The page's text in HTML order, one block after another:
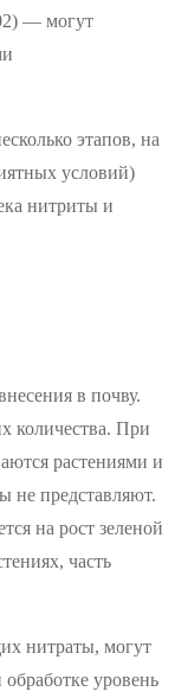
— могут
этапов, на
условий)
нитриты и
в почву.
количества. При
растениями и
не представляют.
на рост зеленой
часть
нитраты, могут
уровень